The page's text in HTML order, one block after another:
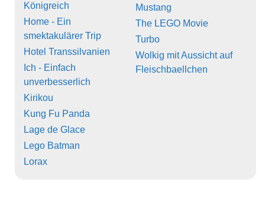
Königreich
Home - Ein
smektakulärer Trip
Hotel Transsilvanien
Ich - Einfach
unverbesserlich
Kirikou
Kung Fu Panda
Lage de Glace
Lego Batman
Lorax
Mustang
The LEGO Movie
Turbo
Wolkig mit Aussicht auf
Fleischbaellchen